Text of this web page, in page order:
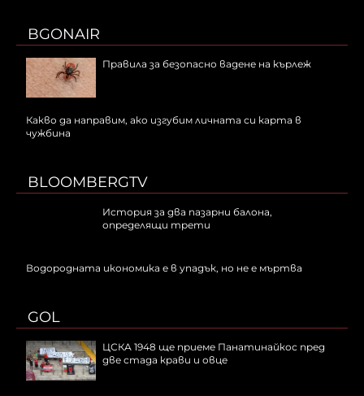
BGONAIR
Правила за безопасно вадене на кърлеж
Какво да направим, ако изгубим личната си карта в
чужбина
BLOOMBERGTV
История за два пазарни балона,
определящи трети
Водородната икономика е в упадък, но не е мъртва
GOL
ЦСКА 1948 ще приеме Панатинайкос пред
две стада крави и овце